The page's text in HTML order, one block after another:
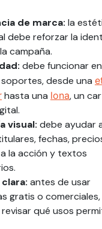
de marca: la
debe reforzar la
campaña.
debe funcionar en
desde una
hasta una lona, un
visual: debe ayudar
fechas,
la acción y textos
antes de usar
gratis o comerciales,
qué usos